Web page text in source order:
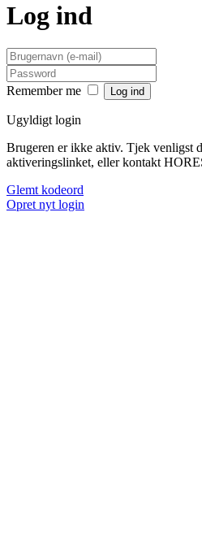
Log ind
Remember me
Ugyldigt login
Brugeren er ikke aktiv. Tjek venligst
aktiveringslinket, eller kontakt
Glemt kodeord
Opret nyt login